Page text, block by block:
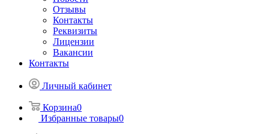
Отзывы
Контакты
Реквизиты
Лицензии
Вакансии
Контакты
Личный кабинет
Корзина0
Избранные товары0